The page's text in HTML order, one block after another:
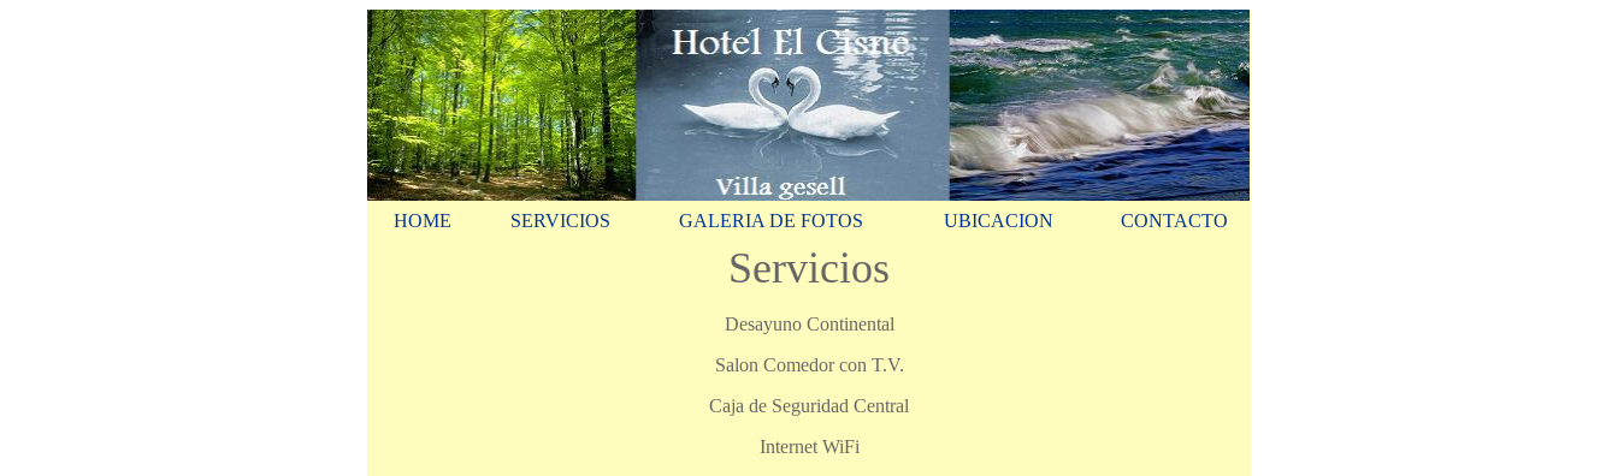
HOME SERVICIOS GALERIA DE FOTOS UBICACION CONTACTO
Servicios
Desayuno Continental
Salon Comedor con T.V.
Caja de Seguridad Central
Internet WiFi